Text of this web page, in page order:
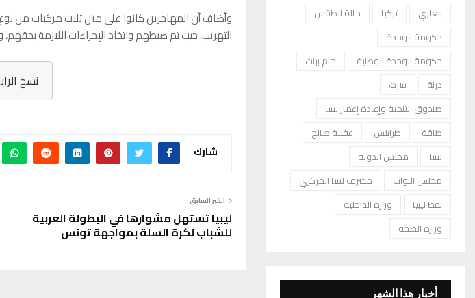
وأضاف أن المهاجرين كانوا على متن ثلاث مركبات من
التهريب، حيث تم ضبطهم واتخاذ الإجراءات اللازمة
نسخ
شارك
الخبر السابق
ليبيا تستهل مشوارها في البطولة العربية
للشباب لكرة السلة بمواجهة تونس
بنغازي
تركيا
حالة الطقس
حكومة الوحدة
حكومة الوحدة الوطنية
خام برنت
درنة
سرت
صندوق التنمية وإعادة إعمار ليبيا
طاقة
طرابلس
عقيلة صالح
ليبيا
مجلس الدولة
مجلس النواب
مصرف ليبيا المركزي
نفط ليبيا
وزارة الداخلية
وزارة الصحة
أخبار هذا الشهر